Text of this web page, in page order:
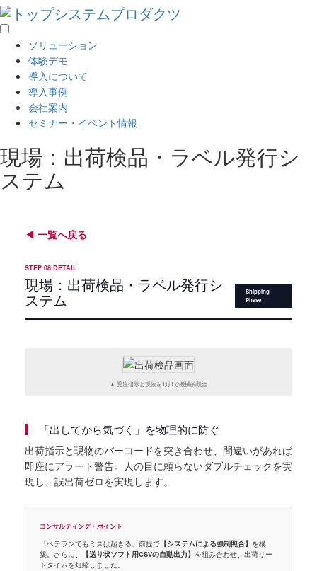
ソリューション
体験デモ
導入について
導入事例
会社案内
セミナー・イベント情報
現場：出荷検品・ラベル発行シ
ステム
一覧へ戻る
STEP 08 DETAIL
現場：出荷検品・ラベル発行シ
ステム
Shipping
Phase
▲ 受注指示と現物を1対1で機械的照合
「出してから気づく」を物理的に防ぐ
出荷指示と現物のバーコードを突き合わせ、間違いがあれば
即座にアラート警告。人の目に頼らないダブルチェックを実
現し、誤出荷ゼロを実現します。
コンサルティング・ポイント
「ベテランでもミスは起きる」前提で 【システムによる強制照合】 を構
築。さらに、
【送り状ソフト用CSVの自動出力】 を組み合わせ、出荷リー
ドタイムを短縮しました。